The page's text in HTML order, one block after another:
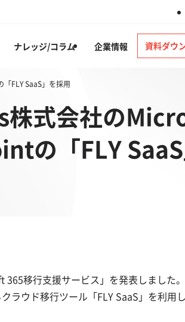
ナレッジ/コラム 企業情報 資料ダウ
FLY SaaS」を採用
式会社の
の「FLY
移行支援サービス」を発表しました。
ウド移行ツール「FLY SaaS」を利用